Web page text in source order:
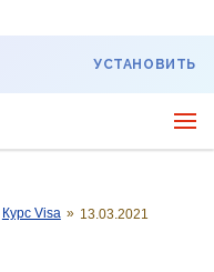
УСТАНОВИТЬ
Курс Visa » 13.03.2021